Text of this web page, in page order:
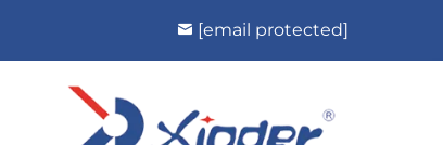
[email protected]